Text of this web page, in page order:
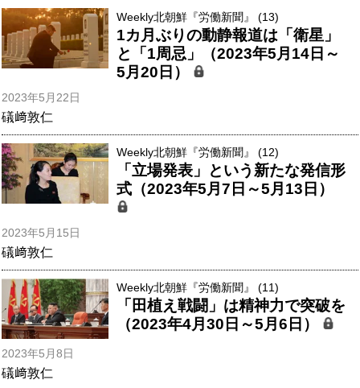
Weekly北朝鮮『労働新聞』 (13)
1カ月ぶりの動静報道は「衛星」
と「1周忌」（2023年5月14日～
5月20日）
2023年5月22日
礒﨑敦仁
Weekly北朝鮮『労働新聞』 (12)
「立場発表」という新たな発信形
式（2023年5月7日～5月13日）
2023年5月15日
礒﨑敦仁
Weekly北朝鮮『労働新聞』 (11)
「田植え戦闘」は精神力で突破を
（2023年4月30日～5月6日）
2023年5月8日
礒﨑敦仁